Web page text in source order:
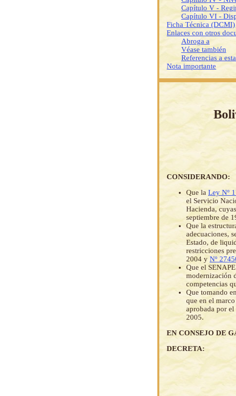
Capítulo V -
Capítulo VI -
Ficha Técnica (DCMI)
Enlaces con otros
Abroga a
Véase también
Referencias a
Nota importante
CONSIDERANDO:
Que la Ley Nº
el Servicio
Hacienda,
septiembre de
Que la
adecuaciones,
Estado, de
restricciones
2004 y Nº
Que el
modernización
competencias
Que tomando
que en el
aprobada por
2005.
EN CONSEJO DE
DECRETA: